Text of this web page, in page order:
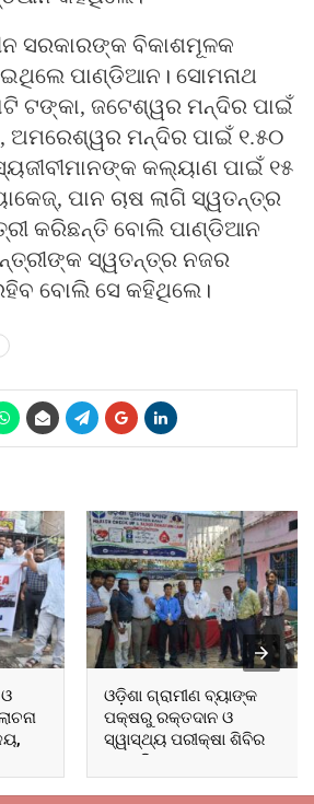
ସରକାରଙ୍କ ବିକାଶମୂଳକ
ପାଣ୍ଡିଆନ। ସୋମନାଥ
ଟଙ୍କା, ଜଟେଶ୍ୱର ମନ୍ଦିର ପାଇଁ
ଅମରେଶ୍ୱର ମନ୍ଦିର ପାଇଁ ୧.୫୦
କଲ୍ୟାଣ ପାଇଁ ୧୫
ପାନ ଚାଷ ଲାଗି ସ୍ୱତନ୍ତ୍ର
କରିଛନ୍ତି ବୋଲି ପାଣ୍ଡିଆନ
ସ୍ୱତନ୍ତ୍ର ନଜର
ବୋଲି ସେ କହିଥିଲେ।
ଓଡ଼ିଶା ଗ୍ରାମୀଣ ବ୍ୟାଙ୍କ
ପକ୍ଷରୁ ରକ୍ତଦାନ ଓ
ସ୍ୱାସ୍ଥ୍ୟ ପରୀକ୍ଷା ଶିବିର
ଅନୁଷ୍ଠିତ